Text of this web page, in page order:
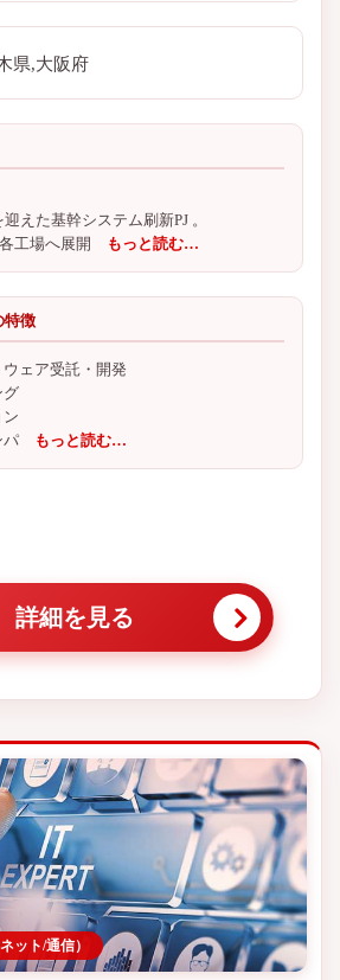
県,大阪府
えた基幹システム刷新PJ 。
工場へ展開
もっと読む…
特徴
ェア受託・開発
グ
パ もっと読む…
詳細を見る
ット/通信）